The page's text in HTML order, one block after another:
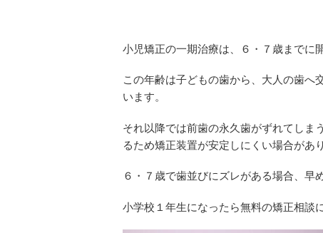
小児矯正の一期治療は、６・７歳までに
この年齢は子どもの歯から、大人の歯へ
います。
それ以降では前歯の永久歯がずれてしま
るため矯正装置が安定しにくい場合があ
６・７歳で歯並びにズレがある場合、早
小学校１年生になったら無料の矯正相談